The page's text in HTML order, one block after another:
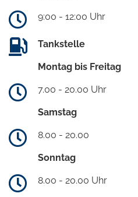
9:00 - 12:00 Uhr
Tankstelle
Montag bis Freitag
7.00 - 20.00 Uhr
Samstag
8.00 - 20.00
Sonntag
8.00 - 20.00 Uhr